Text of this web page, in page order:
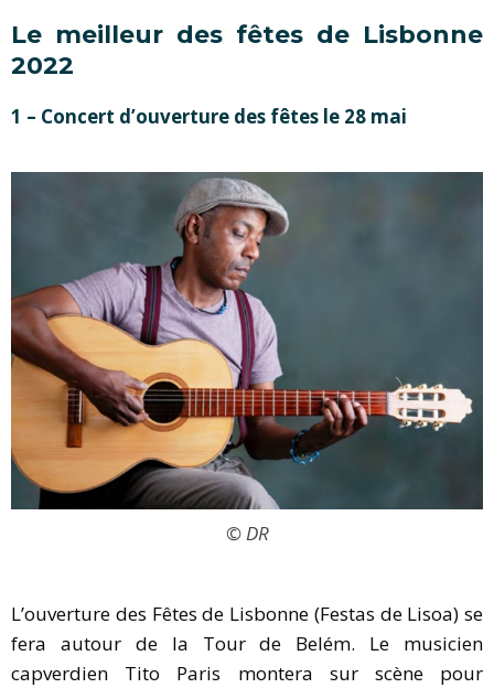
Le meilleur des fêtes de Lisbonne
2022
1 – Concert d’ouverture des fêtes le 28 mai
© DR
L’ouverture des Fêtes de Lisbonne (Festas de Lisoa) se
fera autour de la Tour de Belém. Le musicien
capverdien Tito Paris montera sur scène pour